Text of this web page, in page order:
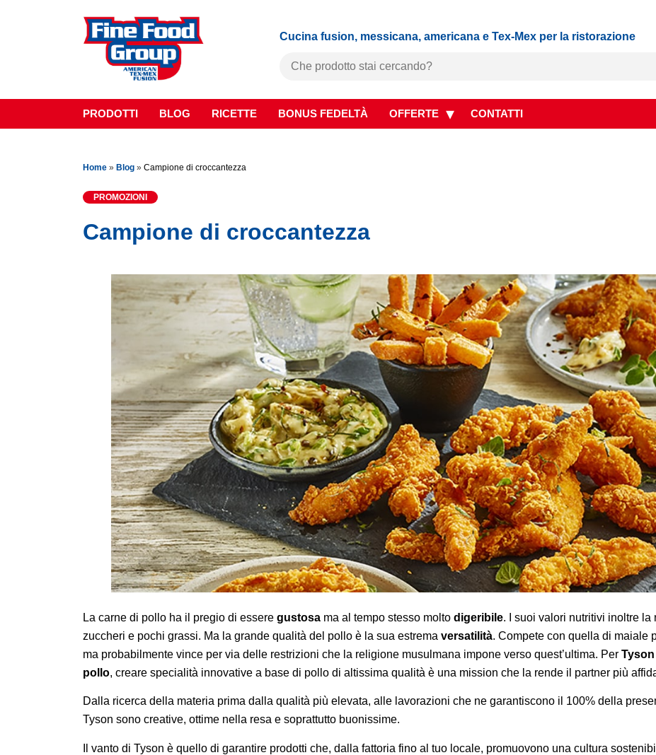
Cucina fusion, messicana, americana e Tex-Mex per la ristorazione
PRODOTTI BLOG RICETTE BONUS FEDELTÀ OFFERTE CONTATTI
Home » Blog » Campione di croccantezza
PROMOZIONI
Campione di croccantezza
La carne di pollo ha il pregio di essere gustosa ma al tempo stesso molto digeribile. I suoi valori nutritivi inoltre
zuccheri e pochi grassi. Ma la grande qualità del pollo è la sua estrema versatilità. Compete con quella di maiale
ma probabilmente vince per via delle restrizioni che la religione musulmana impone verso quest’ultima. Per Tyson
pollo, creare specialità innovative a base di pollo di altissima qualità è una mission che la rende il partner più
Dalla ricerca della materia prima dalla qualità più elevata, alle lavorazioni che ne garantiscono il 100% della
Tyson sono creative, ottime nella resa e soprattutto buonissime.
Il vanto di Tyson è quello di garantire prodotti che, dalla fattoria fino al tuo locale, promuovono una cultura